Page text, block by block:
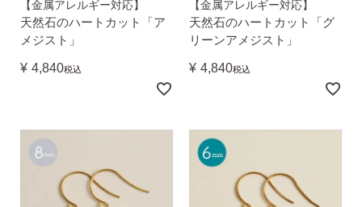
件！
使いやすい「花型シリコンキャッチ」も５ペ
ア、どーんとプレゼント♪
【金属アレルギー対応】
天然石のハートカット「ア
メジスト」
¥ 4,840税込
【金属アレルギー対応】
天然石のハートカット「グ
リーンアメジスト」
¥ 4,840税込